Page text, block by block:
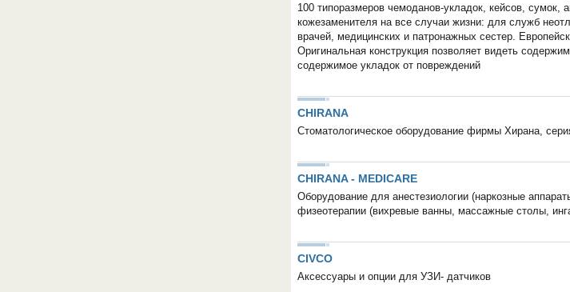
100 типоразмеров чемоданов-укладок, кейсов, сумок,
кожезаменителя на все случаи жизни: для служб
врачей, медицинских и патронажных сестер.
Оригинальная конструкция позволяет видеть
содержимое укладок от повреждений
CHIRANA
Стоматологическое оборудование фирмы Хирана,
CHIRANA - MEDICARE
Оборудование для анестезиологии (наркозные
физеотерапии (вихревые ванны, массажные столы,
CIVCO
Аксессуары и опции для УЗИ- датчиков